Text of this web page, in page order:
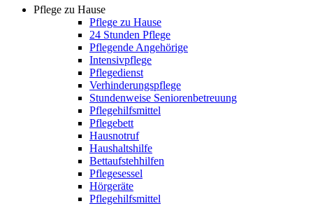
Pflege zu Hause
Pflege zu Hause
24 Stunden Pflege
Pflegende Angehörige
Intensivpflege
Pflegedienst
Verhinderungspflege
Stundenweise Seniorenbetreuung
Pflegehilfsmittel
Pflegebett
Hausnotruf
Haushaltshilfe
Bettaufstehhilfen
Pflegesessel
Hörgeräte
Pflegehilfsmittel